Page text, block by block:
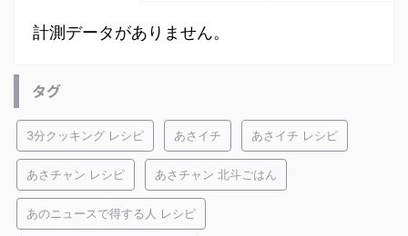
計測データがありません。
タグ
3分クッキング レシピ あさイチ あさイチ レシピ
あさチャン レシピ あさチャン 北斗ごはん
あのニュースで得する人 レシピ